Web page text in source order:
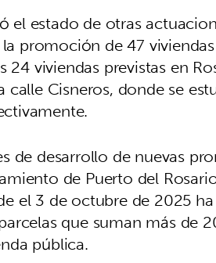
estado de otras
promoción de 47
viviendas previstas en
Cisneros, donde se
de desarrollo de nuevas
de Puerto del
el 3 de octubre de 2025
que suman más de
pública.